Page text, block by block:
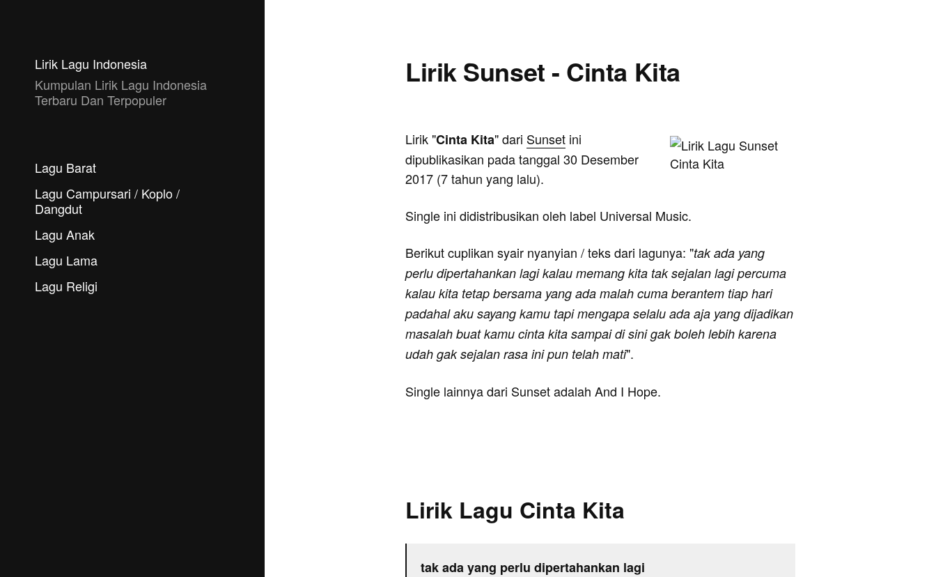
Lirik Lagu Indonesia
Kumpulan Lirik Lagu Indonesia
Terbaru Dan Terpopuler
Lagu Barat
Lagu Campursari / Koplo /
Dangdut
Lagu Anak
Lagu Lama
Lagu Religi
Lirik Sunset - Cinta Kita
Lirik "Cinta Kita" dari Sunset ini
dipublikasikan pada tanggal 30 Desember
2017 (7 tahun yang lalu).
Single ini didistribusikan oleh label Universal Music.
Berikut cuplikan syair nyanyian / teks dari lagunya: "tak ada yang
perlu dipertahankan lagi kalau memang kita tak sejalan lagi percuma
kalau kita tetap bersama yang ada malah cuma berantem tiap hari
padahal aku sayang kamu tapi mengapa selalu ada aja yang dijadikan
masalah buat kamu cinta kita sampai di sini gak boleh lebih karena
udah gak sejalan rasa ini pun telah mati".
Single lainnya dari Sunset adalah And I Hope.
Lirik Lagu Cinta Kita
tak ada yang perlu dipertahankan lagi